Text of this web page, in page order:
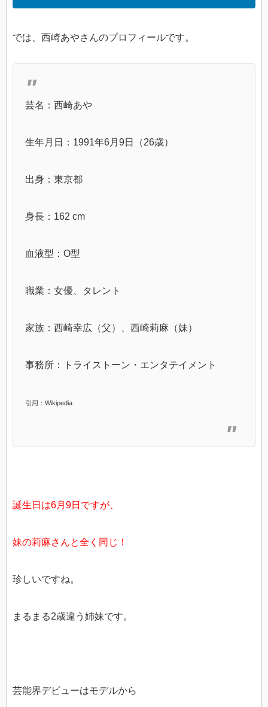
では、西崎あやさんのプロフィールです。
芸名：西崎あや
生年月日：1991年6月9日（26歳）
出身：東京都
身長：162 cm
血液型：O型
職業：女優、タレント
家族：西崎幸広（父）、西崎莉麻（妹）
事務所：トライストーン・エンタテイメント
引用：Wikipedia
誕生日は6月9日ですが、
妹の莉麻さんと全く同じ！
珍しいですね。
まるまる2歳違う姉妹です。
芸能界デビューはモデルから